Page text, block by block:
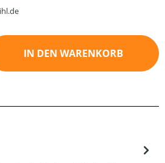
Gib den gewünschten
IN DEN WARENKORB